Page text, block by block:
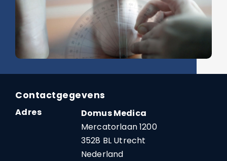
Contactgegevens
Adres
Domus Medica
Mercatorlaan 1200
3528 BL Utrecht
Nederland